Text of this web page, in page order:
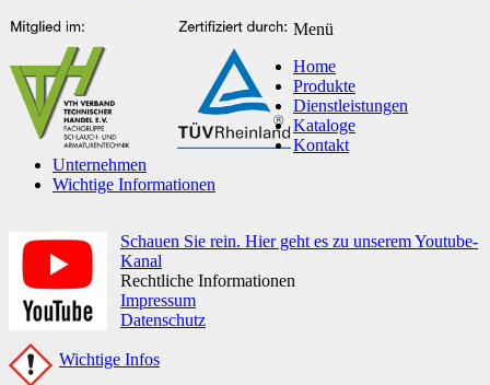
Menü
Home
Produkte
Dienstleistungen
Kataloge
Kontakt
Unternehmen
Wichtige Informationen
Schauen Sie rein. Hier geht es zu unserem Youtube-
Kanal
Rechtliche Informationen
Impressum
Datenschutz
Wichtige Infos